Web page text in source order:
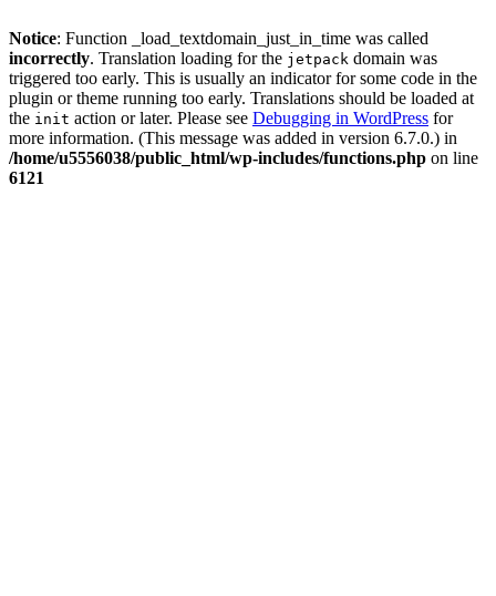
Notice: Function _load_textdomain_just_in_time was called
incorrectly. Translation loading for the jetpack domain was
triggered too early. This is usually an indicator for some code in the
plugin or theme running too early. Translations should be loaded at
the init action or later. Please see Debugging in WordPress for
more information. (This message was added in version 6.7.0.) in
/home/u5556038/public_html/wp-includes/functions.php on line
6121